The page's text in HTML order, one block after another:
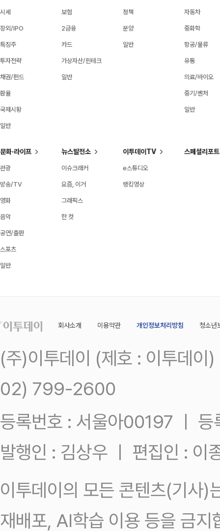
시세
장외/IPO
특징주
투자전략
채권/펀드
환율
국제시황
일반
보험
2금융
카드
가상자산/핀테크
일반
정책
분양
일반
자동차
중화학
항공/물류
유통
의료/바이오
중기/벤처
일반
문화·라이프
관광
방송/TV
영화
음악
공연/출판
스포츠
일반
뉴스발전소
이슈크래커
요즘, 이거
그래픽스
한 컷
이투데이TV
e스튜디오
랭킹영상
스페셜리포트
회사소개 이용약관 개인정보처리방침 청소년
(주)이투데이 (제호 : 이투데
02) 799-2600
등록번호 : 서울아00197 ㅣ
발행인 : 김상우 ㅣ 편집인 : 이
이투데이의 모든 콘텐츠(기사)
재배포, AI학습 이용 등을 금지